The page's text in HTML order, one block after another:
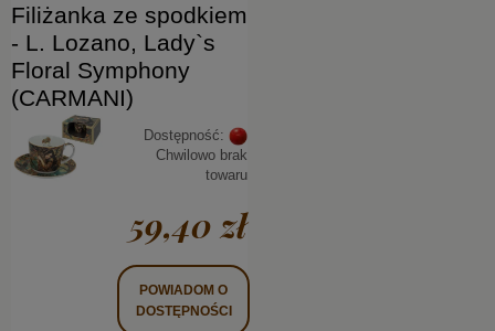
Filiżanka ze spodkiem
- L. Lozano, Lady`s
Floral Symphony
(CARMANI)
Dostępność:
Chwilowo brak
towaru
59,40 zł
POWIADOM O
DOSTĘPNOŚCI